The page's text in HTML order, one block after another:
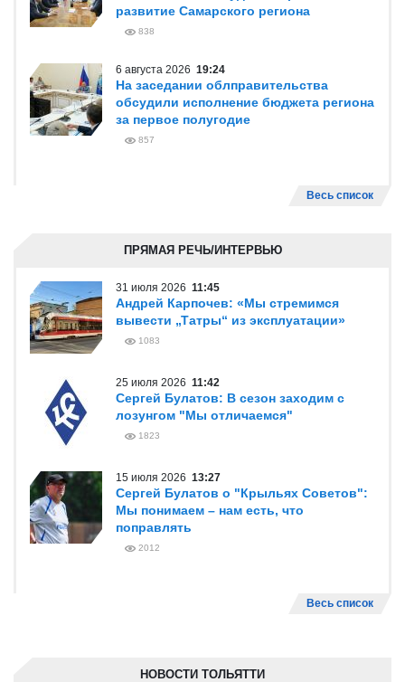
развитие Самарского региона
838
6 августа 2026 19:24
На заседании облправительства
обсудили исполнение бюджета региона
за первое полугодие
857
Весь список
ПРЯМАЯ РЕЧЬ/ИНТЕРВЬЮ
31 июля 2026 11:45
Андрей Карпочев: «Мы стремимся
вывести „Татры“ из эксплуатации»
1083
25 июля 2026 11:42
Сергей Булатов: В сезон заходим с
лозунгом "Мы отличаемся"
1823
15 июля 2026 13:27
Сергей Булатов о "Крыльях Советов":
Мы понимаем – нам есть, что
поправлять
2012
Весь список
НОВОСТИ ТОЛЬЯТТИ